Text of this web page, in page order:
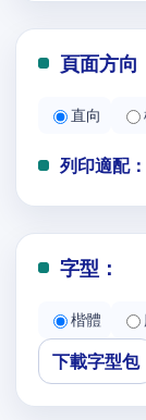
頁面方向
直向
列印適配：
字型：
楷體
下載字型包